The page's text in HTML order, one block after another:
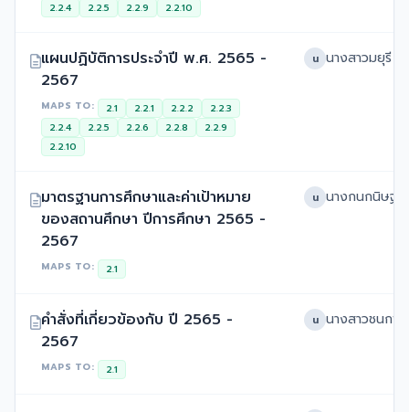
2.2.4
2.2.5 2.2.9 2.2.10
แผนปฏิบัติการประจำปี พ.ศ. 2565 -
2567
MAPS TO: 2.1 2.2.1 2.2.2
2.2.3
2.2.4
2.2.5 2.2.6 2.2.8
2.2.9
2.2.10
น
มาตรฐานการศึกษาและค่าเป้าหมาย
ของสถานศึกษา ปีการศึกษา 2565 -
2567
MAPS TO: 2.1
น
คำสั่งที่เกี่ยวข้องกับ ปี 2565 -
2567
MAPS TO: 2.1
น